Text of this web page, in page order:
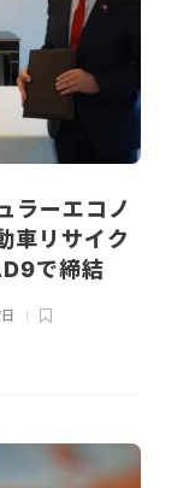
ラーエコノ
車リサイク
で締結